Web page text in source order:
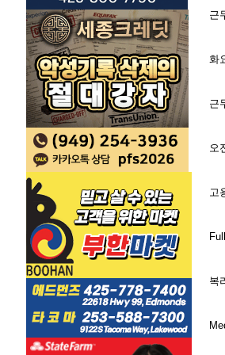
근
화
근
오
고
복